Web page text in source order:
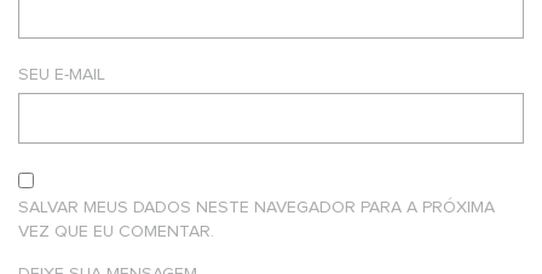
SEU E-MAIL
SALVAR MEUS DADOS NESTE NAVEGADOR PARA A PRÓXIMA
VEZ QUE EU COMENTAR.